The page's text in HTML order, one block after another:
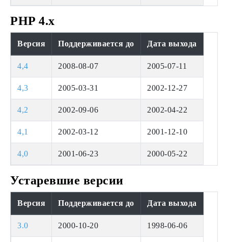
PHP 4.x
Версия Поддерживается до Дата выхода
4,4 2008-08-07 2005-07-11
4,3 2005-03-31 2002-12-27
4,2 2002-09-06 2002-04-22
4,1 2002-03-12 2001-12-10
4,0 2001-06-23 2000-05-22
Устаревшие версии
Версия Поддерживается до Дата выхода
3.0 2000-10-20 1998-06-06